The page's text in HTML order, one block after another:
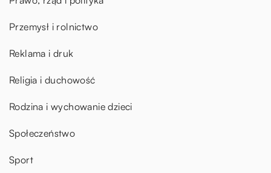
Przemysł i rolnictwo
Reklama i druk
Religia i duchowość
Rodzina i wychowanie dzieci
Społeczeństwo
Sport